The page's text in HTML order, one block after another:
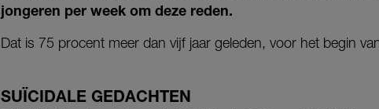
jongeren per week om deze reden.
Dat is 75 procent meer dan vijf jaar geleden, voor het begin
SUÏCIDALE GEDACHTEN